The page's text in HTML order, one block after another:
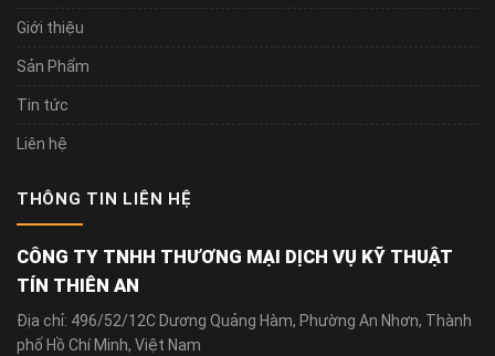
Giới thiệu
Sản Phẩm
Tin tức
Liên hệ
THÔNG TIN LIÊN HỆ
CÔNG TY TNHH THƯƠNG MẠI DỊCH VỤ KỸ THUẬT
TÍN THIÊN AN
Địa chỉ: 496/52/12C Dương Quảng Hàm, Phường An Nhơn, Thành
phố Hồ Chí Minh, Việt Nam